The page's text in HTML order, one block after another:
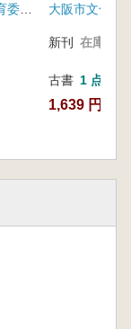
大阪市文化財
新刊 在庫なし
古書 1 点
1,639 円